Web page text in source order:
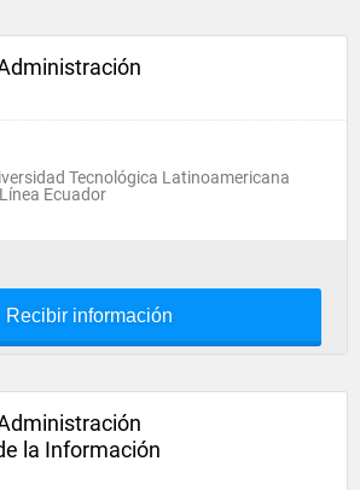
Tecnológica Latinoamericana
Ecuador
Recibir información
la Información